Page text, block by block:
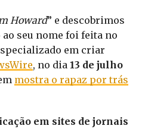
Howard” e descobrimos
seu nome foi feita no
em criar
, no dia 13 de julho
mostra o rapaz por trás
em sites de jornais